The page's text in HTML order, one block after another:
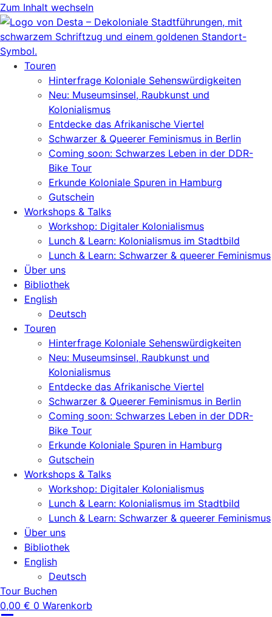
Zum Inhalt wechseln
Touren
Hinterfrage Koloniale Sehenswürdigkeiten
Neu: Museumsinsel, Raubkunst und
Kolonialismus
Entdecke das Afrikanische Viertel
Schwarzer & Queerer Feminismus in Berlin
Coming soon: Schwarzes Leben in der DDR-
Bike Tour
Erkunde Koloniale Spuren in Hamburg
Gutschein
Workshops & Talks
Workshop: Digitaler Kolonialismus
Lunch & Learn: Kolonialismus im Stadtbild
Lunch & Learn: Schwarzer & queerer Feminismus
Über uns
Bibliothek
English
Deutsch
Touren
Hinterfrage Koloniale Sehenswürdigkeiten
Neu: Museumsinsel, Raubkunst und
Kolonialismus
Entdecke das Afrikanische Viertel
Schwarzer & Queerer Feminismus in Berlin
Coming soon: Schwarzes Leben in der DDR-
Bike Tour
Erkunde Koloniale Spuren in Hamburg
Gutschein
Workshops & Talks
Workshop: Digitaler Kolonialismus
Lunch & Learn: Kolonialismus im Stadtbild
Lunch & Learn: Schwarzer & queerer Feminismus
Über uns
Bibliothek
English
Deutsch
Tour Buchen
0,00 € 0 Warenkorb